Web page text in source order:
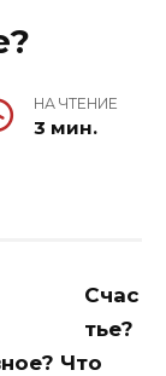
НА ЧТЕНИЕ
3 мин.
Счас
тье?
Что